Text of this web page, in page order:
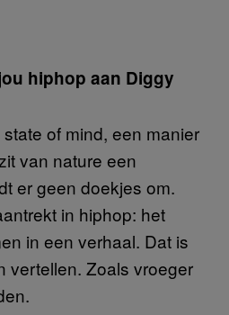
hiphop aan Diggy
of mind, een manier
van nature een
er geen doekjes om.
in hiphop: het
in een verhaal. Dat is
vertellen. Zoals vroeger